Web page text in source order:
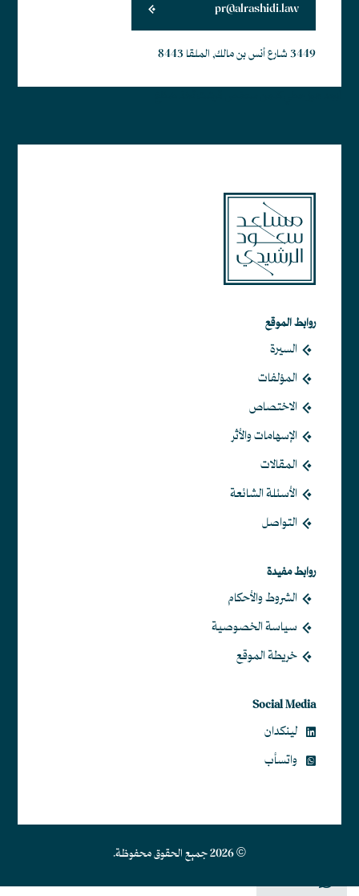
pr@alrashidi.law
3449 شارع أنس بن مالك, الملقا 8443
روابط الموقع
السيرة
المؤلفات
الاختصاص
الإسهامات والأثر
المقالات
الأسئلة الشائعة
التواصل
روابط مفيدة
الشروط والأحكام
سياسة الخصوصية
خريطة الموقع
Social Media
لينكدان
واتسأب
© 2026 جميع الحقوق محفوظة.